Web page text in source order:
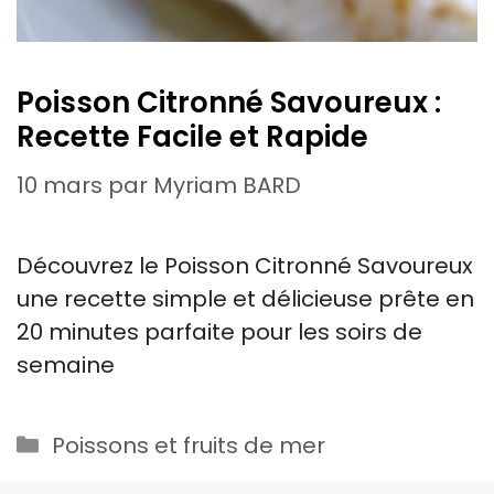
Poisson Citronné Savoureux :
Recette Facile et Rapide
10 mars par Myriam BARD
Découvrez le Poisson Citronné Savoureux
une recette simple et délicieuse prête en
20 minutes parfaite pour les soirs de
semaine
Catégories
Poissons et fruits de mer